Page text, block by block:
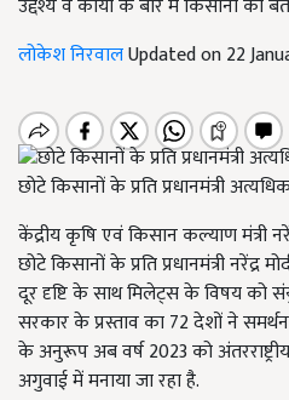
उद्देश्य व कार्यों के बारे में किसानों को
लोकेश निरवालUpdated on 22
छोटे किसानों के प्रति प्रधानमंत्री
केंद्रीय कृषि एवं किसान कल्याण मंत्री
छोटे किसानों के प्रति प्रधानमंत्री
दूर दृष्टि के साथ मिलेट्स के विषय को
सरकार के प्रस्ताव का72देशों ने
के अनुरूप अब वर्ष2023को
अगुवाई में मनाया जा रहा है.